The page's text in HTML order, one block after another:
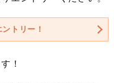
トリー！
！